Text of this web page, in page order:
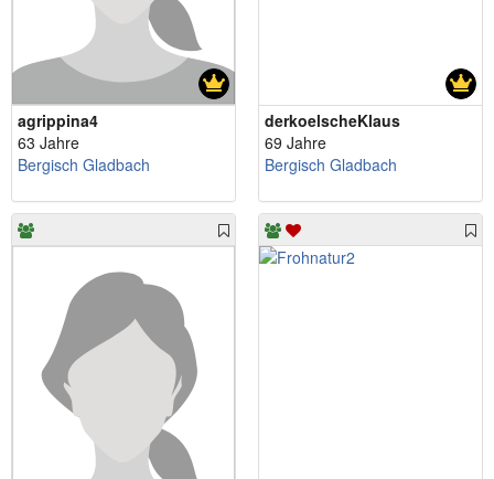
agrippina4
63 Jahre
Bergisch Gladbach
derkoelscheKlaus
69 Jahre
Bergisch Gladbach